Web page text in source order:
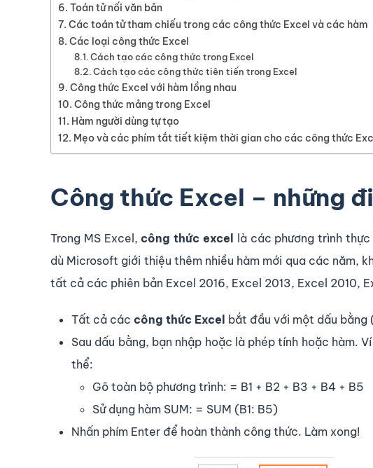
Toán tử nối văn bản
Các toán tử tham chiếu trong các công thức Excel và các hàm
Các loại công thức Excel
Cách tạo các công thức trong Excel
Cách tạo các công thức tiên tiến trong Excel
Công thức Excel với hàm lồng nhau
Công thức mảng trong Excel
Hàm người dùng tự tạo
Mẹo và các phím tắt tiết kiệm thời gian cho các công thức
Công thức Excel – những
Trong MS Excel,công thức excel là các phương trình
dù Microsoft giới thiệu thêm nhiều hàm mới qua các năm,
tất cả các phiên bản Excel 2016, Excel 2013, Excel 2010,
Tất cả các công thức Excel bắt đầu với một dấu bằng
Sau dấu bằng, bạn nhập hoặc là phép tính hoặc hàm.
thể:
Gõ toàn bộ phương trình: = B1 + B2 + B3 + B4 + B5
Sử dụng hàm SUM: = SUM (B1: B5)
Nhấn phím Enter để hoàn thành công thức. Làm xong!